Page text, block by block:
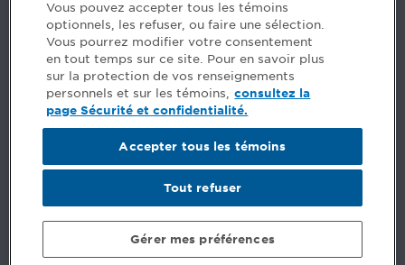
Instagram
LinkedIn - CPA
LinkedIn - Emploi CPA
TikTok
YouTube
Security and privacy
Ordre des comptables professionnels agréés du Québec
Vous pouvez accepter tous les témoins
optionnels, les refuser, ou faire une sélection.
Vous pourrez modifier votre consentement
en tout temps sur ce site. Pour en savoir plus
sur la protection de vos renseignements
personnels et sur les témoins, consultez la
page Sécurité et confidentialité.
Gérer mes préférences
Tout refuser
Accepter tous les témoins